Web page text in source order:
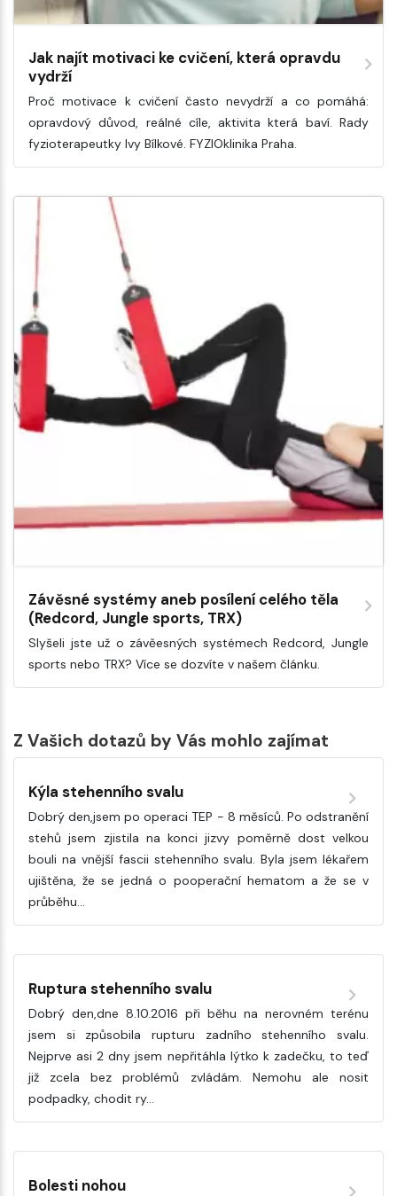
Jak najít motivaci ke cvičení, která opravdu
vydrží
Proč motivace k cvičení často nevydrží a co pomáhá:
opravdový důvod, reálné cíle, aktivita která baví. Rady
fyzioterapeutky Ivy Bílkové. FYZIOklinika Praha.
Závěsné systémy aneb posílení celého těla
(Redcord, Jungle sports, TRX)
Slyšeli jste už o závěesných systémech Redcord, Jungle
sports nebo TRX? Více se dozvíte v našem článku.
Z Vašich dotazů by Vás mohlo zajímat
Kýla stehenního svalu
Dobrý den,jsem po operaci TEP - 8 měsíců. Po odstranění
stehů jsem zjistila na konci jizvy poměrně dost velkou
bouli na vnější fascii stehenního svalu. Byla jsem lékařem
ujištěna, že se jedná o pooperační hematom a že se v
průběhu…
Ruptura stehenního svalu
Dobrý den,dne 8.10.2016 při běhu na nerovném terénu
jsem si způsobila rupturu zadního stehenního svalu.
Nejprve asi 2 dny jsem nepřitáhla lýtko k zadečku, to teď
již zcela bez problémů zvládám. Nemohu ale nosit
podpadky, chodit ry…
Bolesti nohou